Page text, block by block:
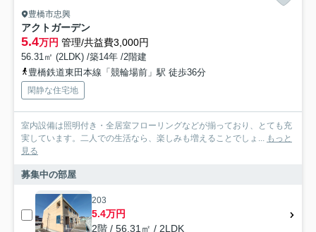
豊橋市忠興
アクトガーデン
5.4万円 管理/共益費3,000円
56.31㎡ (2LDK) /築14年 /2階建
豊橋鉄道東田本線「競輪場前」駅 徒歩36分
閑静な住宅地
室内設備は照明付き・全居室フローリングなどが揃っており、とても充
実しています。二人での生活なら、楽しみも増えることでしょ... もっと
見る
募集中の部屋
203
5.4万円
2階 / 56.31㎡ / 2LDK